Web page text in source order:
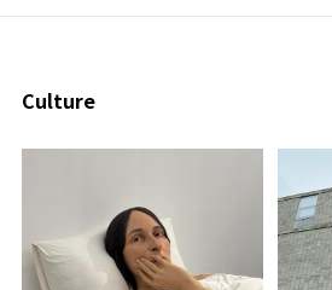
Culture